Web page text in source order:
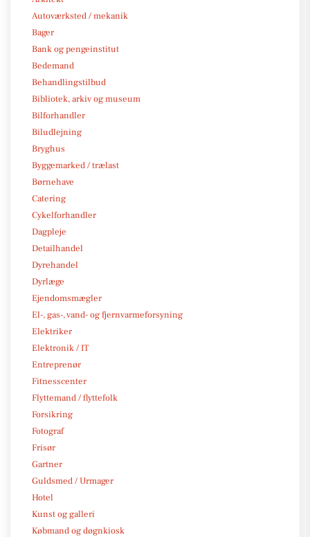
Autoværksted / mekanik
Bager
Bank og pengeinstitut
Bedemand
Behandlingstilbud
Bibliotek, arkiv og museum
Bilforhandler
Biludlejning
Bryghus
Byggemarked / trælast
Børnehave
Catering
Cykelforhandler
Dagpleje
Detailhandel
Dyrehandel
Dyrlæge
Ejendomsmægler
El-, gas-, vand- og fjernvarmeforsyning
Elektriker
Elektronik / IT
Entreprenør
Fitnesscenter
Flyttemand / flyttefolk
Forsikring
Fotograf
Frisør
Gartner
Guldsmed / Urmager
Hotel
Kunst og galleri
Købmand og døgnkiosk